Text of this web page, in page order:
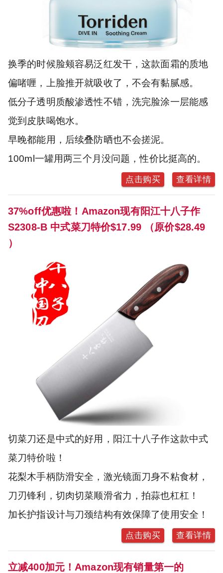
换季的时候脸颊容易泛红发干，这款面霜的质地
偏啫喱，上脸推开就吸收了，不会有黏腻感。
低分子透明质酸渗透性不错，洗完脸涂一层能感
觉到皮肤喝饱水。
早晚都能用，后续叠防晒也不会搓泥。
100ml一罐用两三个月没问题，性价比挺高的。
点击购买 查看详情
37%off优惠啦！Amazon现有阳江十八子作
S2308-B 中式菜刀特价$17.99 （原价$28.49
）
切菜刀还是中式的好用，阳江十八子作这款中式
菜刀特价啦！
花梨木手柄防滑安全，激光镜面刀身不粘食材，
刀刃锋利，切肉切菜顺滑省力，拍蒜也杠杠！
加长护指设计与刀颈结构有效保障了使用安全！
点击购买 查看详情
立减400加元！Amazon现有销量第一的